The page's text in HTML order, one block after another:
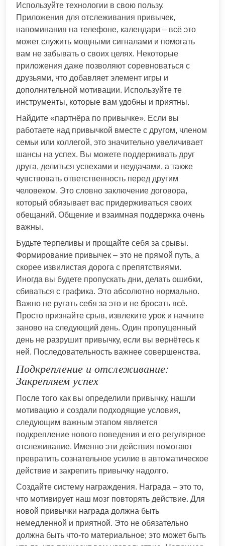
Используйте технологии в свою пользу.
Приложения для отслеживания привычек,
напоминания на телефоне, календари – всё это
может служить мощными сигналами и помогать
вам не забывать о своих целях. Некоторые
приложения даже позволяют соревноваться с
друзьями, что добавляет элемент игры и
дополнительной мотивации. Используйте те
инструменты, которые вам удобны и приятны.
Найдите «партнёра по привычке». Если вы
работаете над привычкой вместе с другом, членом
семьи или коллегой, это значительно увеличивает
шансы на успех. Вы можете поддерживать друг
друга, делиться успехами и неудачами, а также
чувствовать ответственность перед другим
человеком. Это словно заключение договора,
который обязывает вас придерживаться своих
обещаний. Общение и взаимная поддержка очень
важны.
Будьте терпеливы и прощайте себя за срывы.
Формирование привычек – это не прямой путь, а
скорее извилистая дорога с препятствиями.
Иногда вы будете пропускать дни, делать ошибки,
сбиваться с графика. Это абсолютно нормально.
Важно не ругать себя за это и не бросать всё.
Просто признайте срыв, извлеките урок и начните
заново на следующий день. Один пропущенный
день не разрушит привычку, если вы вернётесь к
ней. Последовательность важнее совершенства.
Подкрепление и отслеживание:
Закрепляем успех
После того как вы определили привычку, нашли
мотивацию и создали подходящие условия,
следующим важным этапом является
подкрепление нового поведения и его регулярное
отслеживание. Именно эти действия помогают
превратить сознательное усилие в автоматическое
действие и закрепить привычку надолго.
Создайте систему награждения. Награда – это то,
что мотивирует наш мозг повторять действие. Для
новой привычки награда должна быть
немедленной и приятной. Это не обязательно
должна быть что-то материальное; это может быть